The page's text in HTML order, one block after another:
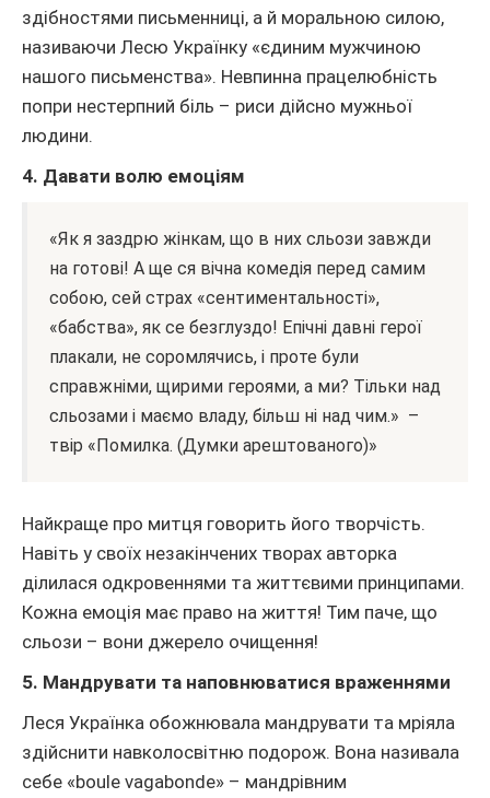
здібностями письменниці, а й моральною силою,
називаючи Лесю Українку «єдиним мужчиною
нашого письменства». Невпинна працелюбність
попри нестерпний біль – риси дійсно мужньої
людини.
4. Давати волю емоціям
«Як я заздрю жінкам, що в них сльози завжди
на готові! А ще ся вічна комедія перед самим
собою, сей страх «сентиментальності»,
«бабства», як се безглуздо! Епічні давні герої
плакали, не соромлячись, і проте були
справжніми, щирими героями, а ми? Тільки над
сльозами і маємо владу, більш ні над чим.» –
твір «Помилка. (Думки арештованого)»
Найкраще про митця говорить його творчість.
Навіть у своїх незакінчених творах авторка
ділилася одкровеннями та життєвими принципами.
Кожна емоція має право на життя! Тим паче, що
сльози – вони джерело очищення!
5. Мандрувати та наповнюватися враженнями
Леся Українка обожнювала мандрувати та мріяла
здійснити навколосвітню подорож. Вона називала
себе «boule vagabonde» – мандрівним